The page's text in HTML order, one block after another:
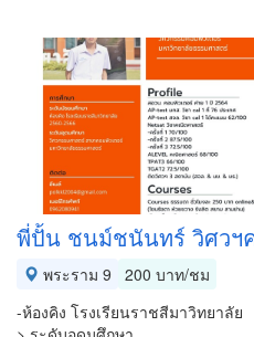
พี่ปั้น ชนม์ชนันทร์ วิศวฯ
พระราม 9
200 บาท/ชม
-ห้องคิง โรงเรียนราชสีมาวิทยาลัย